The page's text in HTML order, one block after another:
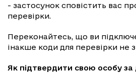
- застосунок сповістить вас
перевірки.
Переконайтесь, що ви
інакше коди для перевірки не
Як підтвердити свою особу